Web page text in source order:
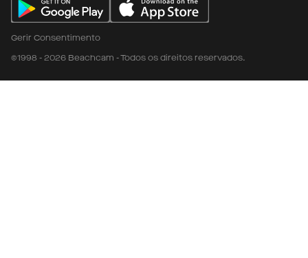
Gerir Consentimento
©1998 - 2026 Beachcam - Todos os direitos reservados.